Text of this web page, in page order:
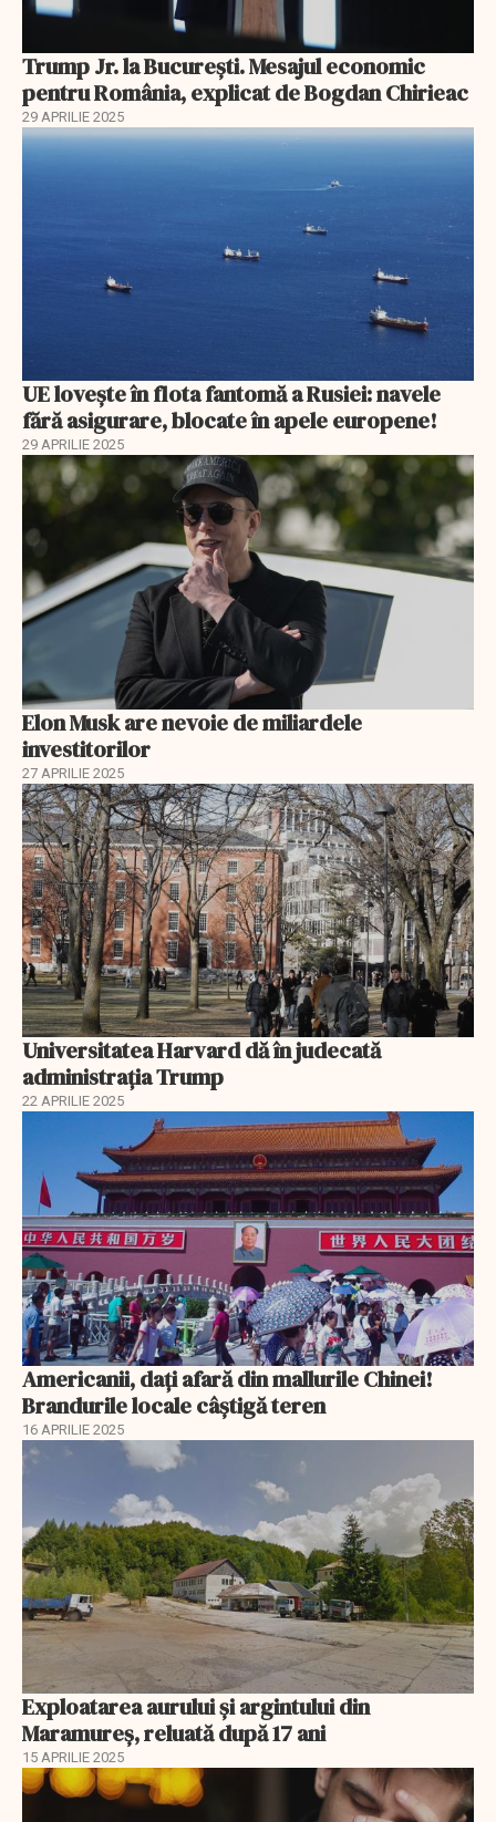
Trump Jr. la București. Mesajul economic
pentru România, explicat de Bogdan Chirieac
29 APRILIE 2025
UE lovește în flota fantomă a Rusiei: navele
fără asigurare, blocate în apele europene!
29 APRILIE 2025
Elon Musk are nevoie de miliardele
investitorilor
27 APRILIE 2025
Universitatea Harvard dă în judecată
administrația Trump
22 APRILIE 2025
Americanii, dați afară din mallurile Chinei!
Brandurile locale câștigă teren
16 APRILIE 2025
Exploatarea aurului și argintului din
Maramureș, reluată după 17 ani
15 APRILIE 2025